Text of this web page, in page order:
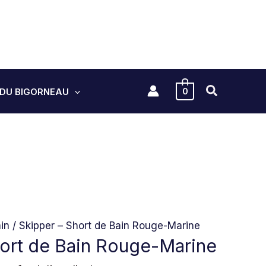
BIGORNEAU 0
/ Skipper – Short de Bain Rouge-Marine
de Bain Rouge-Marine